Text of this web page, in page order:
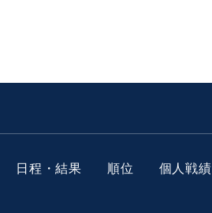
日程・結果 順位 個人戦績